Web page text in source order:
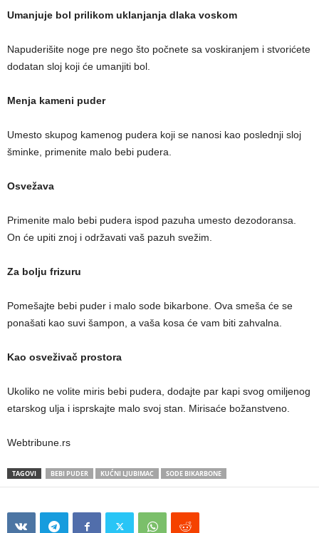
Umanjuje bol prilikom uklanjanja dlaka voskom
Napuderišite noge pre nego što počnete sa voskiranjem i stvorićete
dodatan sloj koji će umanjiti bol.
Menja kameni puder
Umesto skupog kamenog pudera koji se nanosi kao poslednji sloj
šminke, primenite malo bebi pudera.
Osvežava
Primenite malo bebi pudera ispod pazuha umesto dezodoransa.
On će upiti znoj i održavati vaš pazuh svežim.
Za bolju frizuru
Pomešajte bebi puder i malo sode bikarbone. Ova smeša će se
ponašati kao suvi šampon, a vaša kosa će vam biti zahvalna.
Kao osveživač prostora
Ukoliko ne volite miris bebi pudera, dodajte par kapi svog omiljenog
etarskog ulja i isprskajte malo svoj stan. Mirisaće božanstveno.
Webtribune.rs
TAGOVI BEBI PUDER KUĆNI LJUBIMAC SODE BIKARBONE